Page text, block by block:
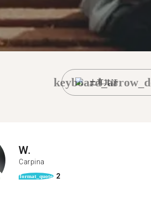
土耳其語
W.
Carpina
format_quote 2